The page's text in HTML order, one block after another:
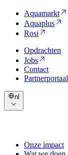
Aquamarkt
Aquaplus
Rosi
Opdrachten
Jobs
Contact
Partnerportaal
nl
Onze impact